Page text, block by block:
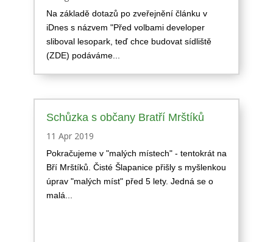
Na základě dotazů po zveřejnění článku v
iDnes s názvem "Před volbami developer
sliboval lesopark, teď chce budovat sídliště
(ZDE) podáváme...
Schůzka s občany Bratří Mrštíků
11 Apr 2019
Pokračujeme v "malých místech" - tentokrát na
Bří Mrštíků. Čisté Šlapanice přišly s myšlenkou
úprav "malých míst" před 5 lety. Jedná se o
malá...